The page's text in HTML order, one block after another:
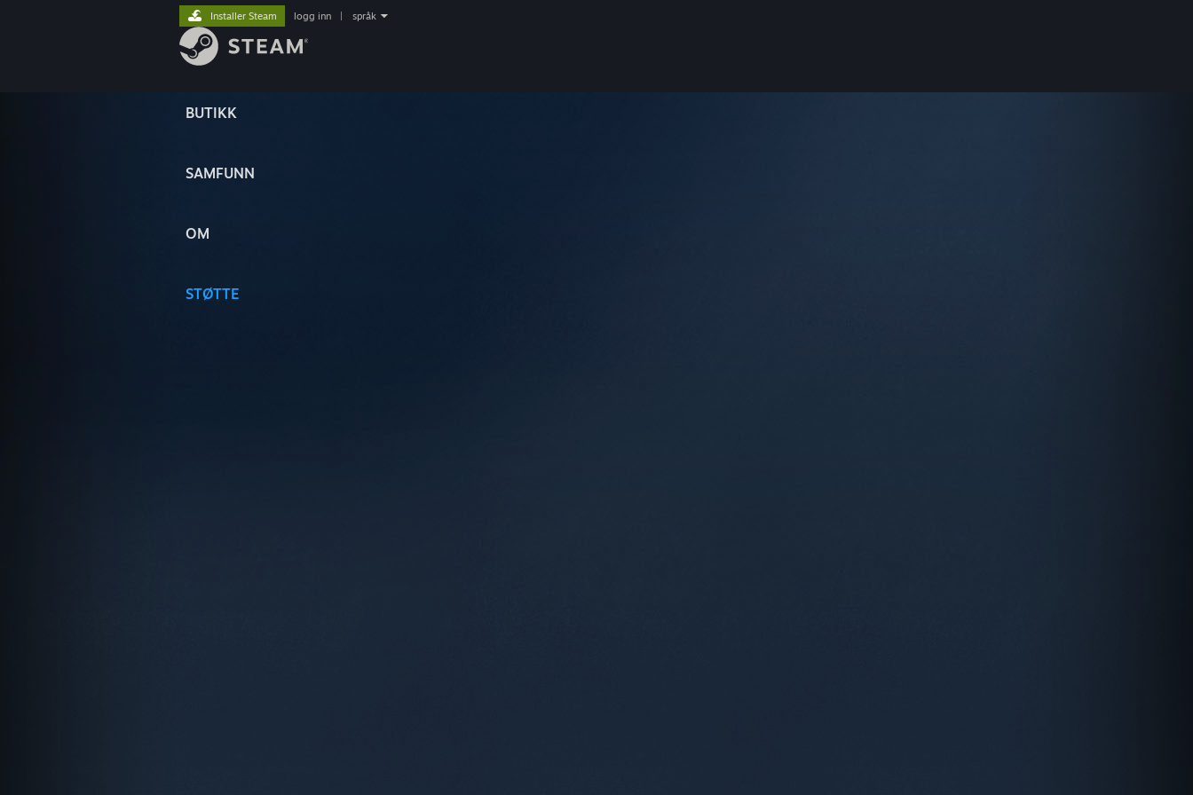
BUTIKK
SAMFUNN
OM
STØTTE
Installer Steam logg inn språk